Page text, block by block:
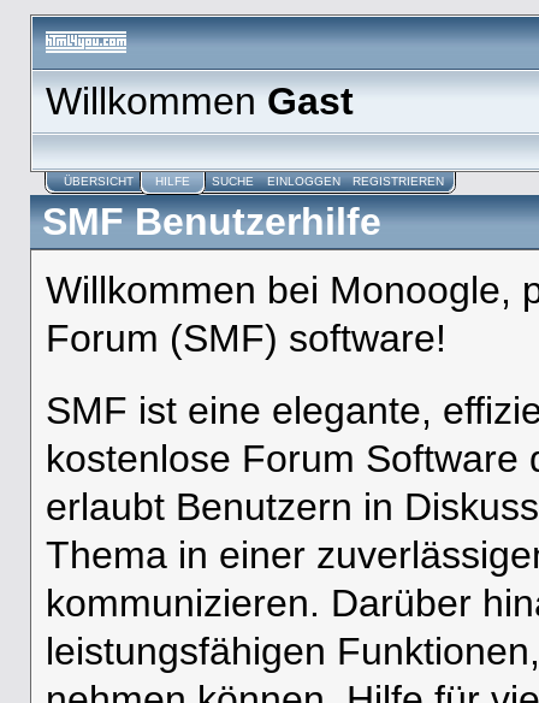
WillkommenGast
ÜBERSICHT HILFE SUCHE EINLOGGEN REGISTRIEREN
SMF Benutzerhilfe
Willkommen bei Monoogle,
Forum (SMF) software!
SMF ist eine elegante,
kostenlose Forum Software
erlaubt Benutzern in
Thema in einer
kommunizieren. Darüber
leistungsfähigen